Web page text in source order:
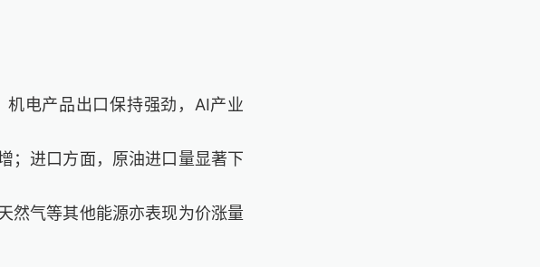
电产品出口保持强劲，AI产业
；进口方面，原油进口量显著下
然气等其他能源亦表现为价涨量